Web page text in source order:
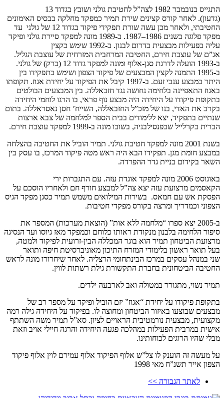
התגייס בנובמבר 1982 לצה”ל לחטיבת גולני ושובץ בגדוד 13
(גדעון). לאחר קורס קצינים שירת תמיר כמפקד מחלקה בבסיס האימונים
החטיבתי, ולאחר מכן עשה שורת תפקידי פיקוד בגדוד 12 של גולני עד
מפקד פלוגה בשנים 1986–1987. ב-1989 מונה למפקד סיירת גולני ופיקד
עליה בפעילות מבצעית בדרום לבנון. ב-1992 שימש כקצין
אג”ם של עוצבת חירם, החטיבה המרחבית המזרחית של עוצבת הגליל.
ב-1993 הועלה לדרגת סגן-אלוף ומונה למפקד גדוד 12 (ברק) של גולני.
ב-1995 התמנה לקצין המבצעים של פיקוד הצפון ושימש בתפקידו בין
היתר במבצע ענבי זעם. ב-1997 קיבל את הפיקוד על יחידת אגוז. תקופתו
באגוז התאפיינה בלחימה נחושה נגד חזבאללה. בין המבצעים הבולטים
בתקופת פיקודו על היחידה היה מבצע נוף פראי, בו הרגו לוחמי היחידה
בקרב את האדי, בנו של מזכ”ל החזבאללה, השייח’ חסן נאסראללה. בתום
שנתיים בתפקיד, יצא ללימודים בבית הספר למלחמה של צבא ארצות
הברית בקרלייל שבפנסילבניה, בשובו מונה ב-1999 למפקד עוצבת חירם.
בשנת 2001 מונה למפקד חטיבת גולני. תמיר הוביל את החטיבה בהצלחה
במבצע חומת מגן. תפקידו הבא היה ראש מטה פיקוד המרכז, בו עסק בין
השאר בקידום בניית גדר ההפרדה.
באוגוסט 2006 מונה למפקד אוגדת עזה. עם התגברות ירי
הקאסמים מרצועת עזה יצא צה”ל למבצע חורף חם ולאחריו הוסכם על
הפסקת אש עם חמאס. בשירות המילואים משמש תמיר כסגן מפקד הגיס
הצפוני וכמדריך ומרצה בקורס מפקדי חטיבות.
ב-2005 יצא ספרו “מלחמה ללא אות” (הוצאת מערכות) המספר את
סיפור הלחימה בלבנון מנקודת ראותו כלוחם וכמפקד מאז גיוסו ועד הנסיגה
מרצועת הביטחון תמיר הוא בוגר המכללה הבין-זרועית לפיקוד ולמטה,
בעל תואר ראשון בלימודי המזרח התיכון מאוניברסיטת חיפה ותואר
שני במנהל עסקים במרכז הבינתחומי הרצליה. לאחר שיחרורו מונה לראש
החטיבה הביטחונית בחברת התקשורת גילת רשתות לווין.
תמיר נשוי, מתגורר במטולה ואב לארבעה ילדים.
בתקופת פיקודו על יחידת “אגוז” יזם הוביל ופיקד על מספר רב של
מבצעים שבוצעו באיזור הביטחון ומחוצה לו. בפיקוד על היחידה גילה רמה
מקצועית, מבצעית נורמטיבית הראויים לציון. סא”ל תמיר משה השתתף
אישית במרבית הפעילות במהלכה פגעה היחידה והרגה חיילי אויב וזאת
מבלי שהיו הרוגים לכוחותינו.
על מעשה זה הוענק לו צל”ש אלוף הפיקוד אלוף עמירם לוין אלוף פיקוד
הצפון אייר תשנ”ח מאי 1998
לאתר הגבורה >>